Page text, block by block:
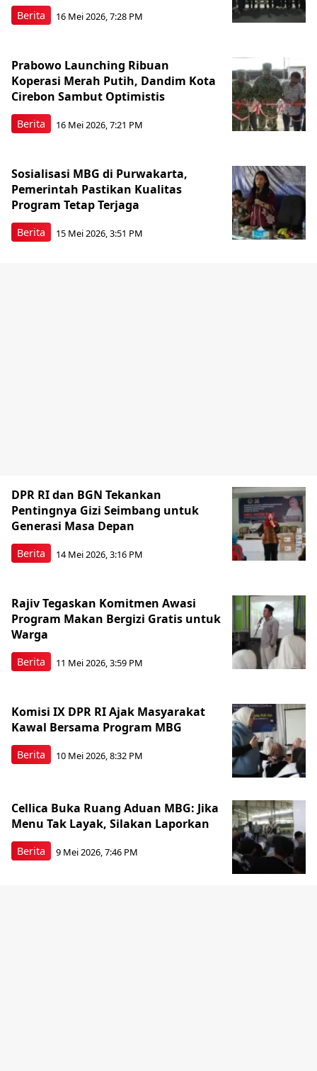
Berita 16 Mei 2026, 7:28 PM
Berita
Prabowo Launching Ribuan
Koperasi Merah Putih, Dandim Kota
Cirebon Sambut Optimistis
16 Mei 2026, 7:21 PM
Berita
Sosialisasi MBG di Purwakarta,
Pemerintah Pastikan Kualitas
Program Tetap Terjaga
15 Mei 2026, 3:51 PM
Berita
DPR RI dan BGN Tekankan
Pentingnya Gizi Seimbang untuk
Generasi Masa Depan
14 Mei 2026, 3:16 PM
Berita
Rajiv Tegaskan Komitmen Awasi
Program Makan Bergizi Gratis untuk
Warga
11 Mei 2026, 3:59 PM
Berita
Komisi IX DPR RI Ajak Masyarakat
Kawal Bersama Program MBG
10 Mei 2026, 8:32 PM
Berita
Cellica Buka Ruang Aduan MBG: Jika
Menu Tak Layak, Silakan Laporkan
9 Mei 2026, 7:46 PM